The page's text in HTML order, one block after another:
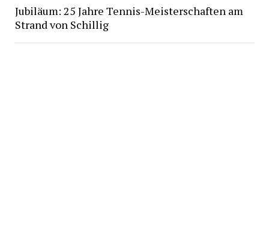
Jubiläum: 25 Jahre Tennis-Meisterschaften am
Strand von Schillig